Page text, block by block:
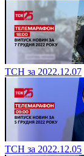
ТСН за 2022.12.07
ТСН за 2022.12.05